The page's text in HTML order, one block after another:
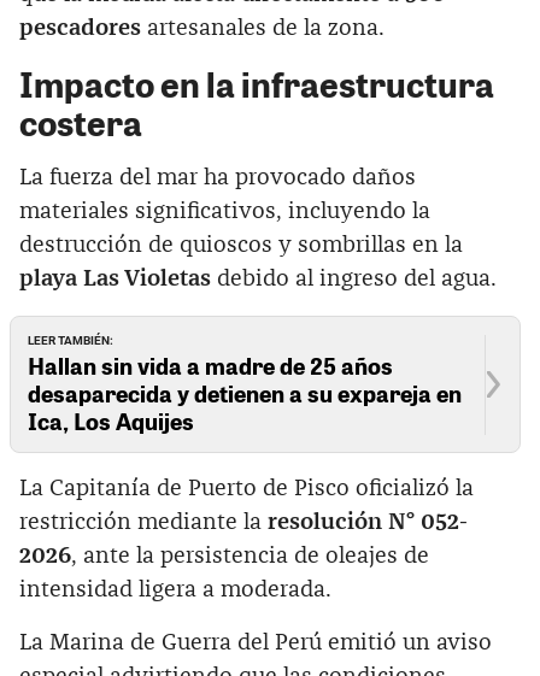
pescadores artesanales de la zona.
Impacto en la infraestructura
costera
La fuerza del mar ha provocado daños
materiales significativos, incluyendo la
destrucción de quioscos y sombrillas en la
playa Las Violetas debido al ingreso del agua.
LEER TAMBIÉN:
Hallan sin vida a madre de 25 años
desaparecida y detienen a su expareja en
Ica, Los Aquijes
La Capitanía de Puerto de Pisco oficializó la
restricción mediante la resolución N° 052-
2026, ante la persistencia de oleajes de
intensidad ligera a moderada.
La Marina de Guerra del Perú emitió un aviso